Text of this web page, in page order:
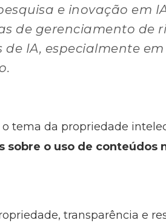
e inovação em
de gerenciamento de
IA, especialmente
tema da propriedade
sobre o uso de conteúdos
transparência e